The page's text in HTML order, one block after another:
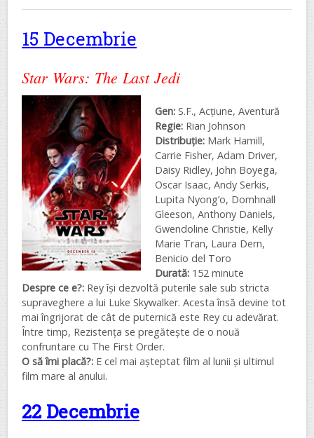
15 Decembrie
Star Wars: The Last Jedi
Gen: S.F., Acțiune, Aventură
Regie: Rian Johnson
Distribuţie: Mark Hamill,
Carrie Fisher, Adam Driver,
Daisy Ridley, John Boyega,
Oscar Isaac, Andy Serkis,
Lupita Nyong’o, Domhnall
Gleeson, Anthony Daniels,
Gwendoline Christie, Kelly
Marie Tran, Laura Dern,
Benicio del Toro
Durată: 152 minute
Despre ce e?: Rey își dezvoltă puterile sale sub stricta
supraveghere a lui Luke Skywalker. Acesta însă devine tot
mai îngrijorat de cât de puternică este Rey cu adevărat.
Între timp, Rezistența se pregătește de o nouă
confruntare cu The First Order.
O să îmi placă?: E cel mai așteptat film al lunii și ultimul
film mare al anului.
22 Decembrie